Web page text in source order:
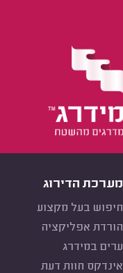
מערכת הדירוג
חיפוש בעל מקצוע
הורדת אפליקציה
ערים במידרג
אינדקס חוות דעת